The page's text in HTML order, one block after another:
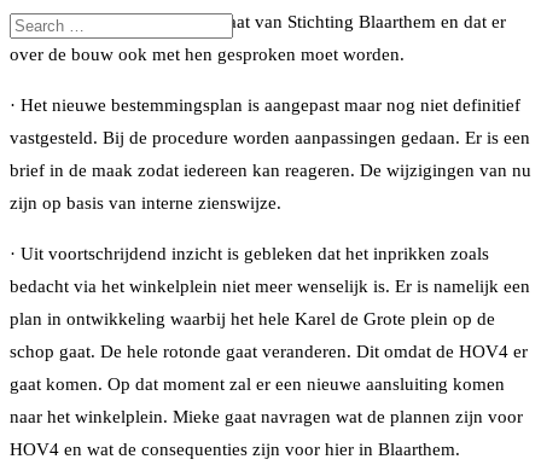
erop dat de bouwgroep los staat van Stichting Blaarthem en dat er
over de bouw ook met hen gesproken moet worden.
· Het nieuwe bestemmingsplan is aangepast maar nog niet definitief
vastgesteld. Bij de procedure worden aanpassingen gedaan. Er is een
brief in de maak zodat iedereen kan reageren. De wijzigingen van nu
zijn op basis van interne zienswijze.
· Uit voortschrijdend inzicht is gebleken dat het inprikken zoals
bedacht via het winkelplein niet meer wenselijk is. Er is namelijk een
plan in ontwikkeling waarbij het hele Karel de Grote plein op de
schop gaat. De hele rotonde gaat veranderen. Dit omdat de HOV4 er
gaat komen. Op dat moment zal er een nieuwe aansluiting komen
naar het winkelplein. Mieke gaat navragen wat de plannen zijn voor
HOV4 en wat de consequenties zijn voor hier in Blaarthem.